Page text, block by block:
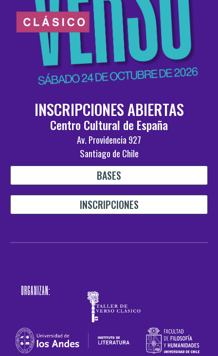
INSCRIPCIONES ABIERTAS
Centro Cultural de España
Av. Providencia 927
Santiago de Chile
BASES
INSCRIPCIONES